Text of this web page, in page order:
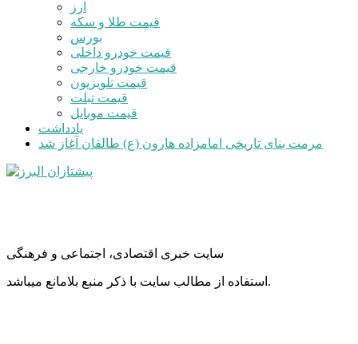
ارز
قیمت طلا و سکه
بورس
قیمت خودرو داخلی
قیمت خودرو خارجی
قیمت تلویزیون
قیمت تبلت
قیمت موبایل
یادداشت
مرمت بنای تاریخی امامزاده هارون (ع) طالقان آغاز شد
سایت خبری اقتصادی، اجتماعی و فرهنگی
استفاده از مطالب سایت با ذکر منبع بلامانع میباشد.